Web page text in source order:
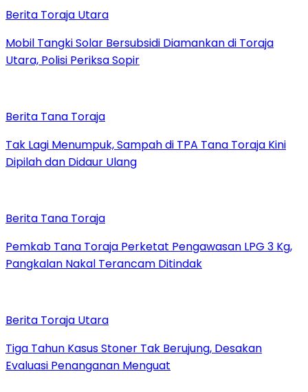
Berita Toraja Utara
Mobil Tangki Solar Bersubsidi Diamankan di Toraja
Utara, Polisi Periksa Sopir
Berita Tana Toraja
Tak Lagi Menumpuk, Sampah di TPA Tana Toraja Kini
Dipilah dan Didaur Ulang
Berita Tana Toraja
Pemkab Tana Toraja Perketat Pengawasan LPG 3 Kg,
Pangkalan Nakal Terancam Ditindak
Berita Toraja Utara
Tiga Tahun Kasus Stoner Tak Berujung, Desakan
Evaluasi Penanganan Menguat